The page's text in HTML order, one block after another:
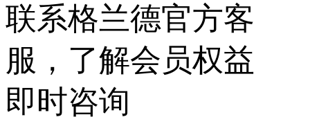
联系格兰德官方客
服，了解会员权益
即时咨询